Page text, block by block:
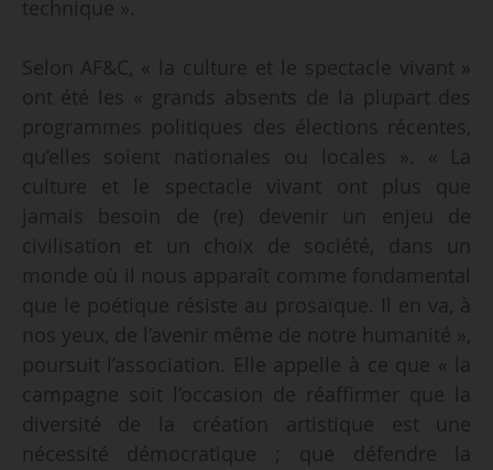
technique ».
Selon AF&C, « la culture et le spectacle vivant »
ont été les « grands absents de la plupart des
programmes politiques des élections récentes,
qu’elles soient nationales ou locales ». « La
culture et le spectacle vivant ont plus que
jamais besoin de (re) devenir un enjeu de
civilisation et un choix de société, dans un
monde où il nous apparaît comme fondamental
que le poétique résiste au prosaïque. Il en va, à
nos yeux, de l’avenir même de notre humanité »,
poursuit l’association. Elle appelle à ce que « la
campagne soit l’occasion de réaffirmer que la
diversité de la création artistique est une
nécessité démocratique ; que défendre la